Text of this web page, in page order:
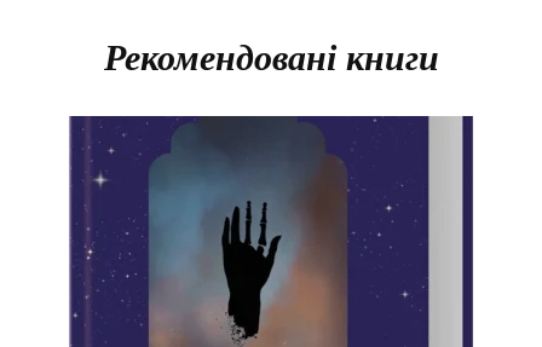
Рекомендовані книги